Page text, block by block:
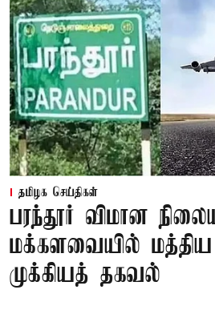
தமிழக செய்திகள்
பரந்தூர் விமான
மக்களவையில் மத்திய
முக்கியத் தகவல்